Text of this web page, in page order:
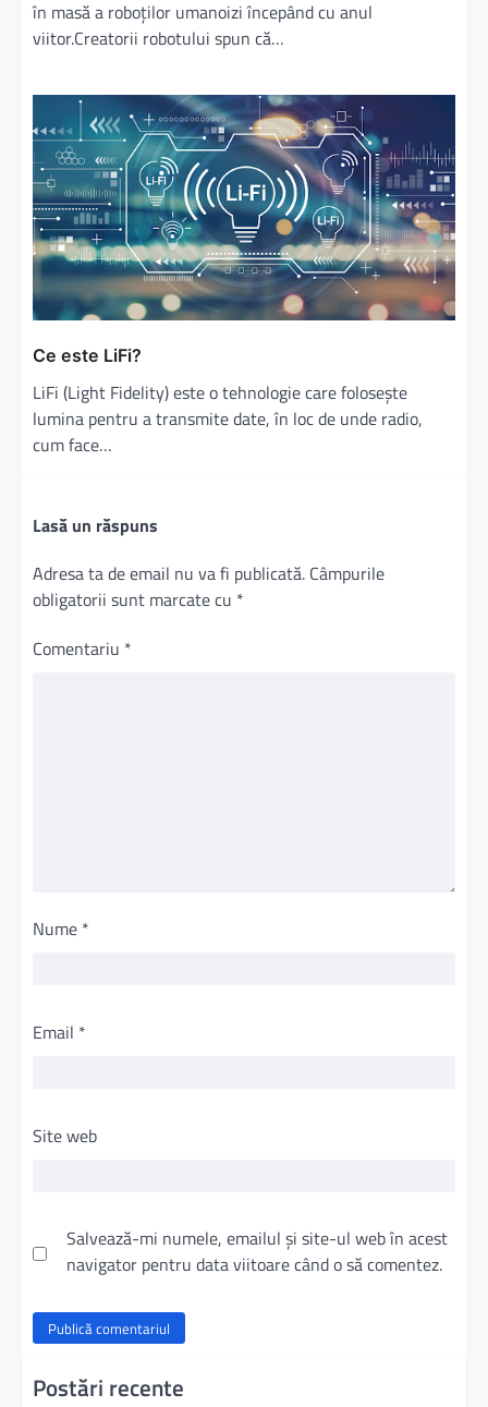
în masă a roboților umanoizi începând cu anul
viitor.Creatorii robotului spun că…
Ce este LiFi?
LiFi (Light Fidelity) este o tehnologie care folosește
lumina pentru a transmite date, în loc de unde radio,
cum face…
Lasă un răspuns
Adresa ta de email nu va fi publicată. Câmpurile
obligatorii sunt marcate cu *
Comentariu *
Nume *
Email *
Site web
Salvează-mi numele, emailul și site-ul web în acest
navigator pentru data viitoare când o să comentez.
Postări recente